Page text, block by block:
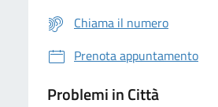
Chiama il numero
Prenota appuntamento
Problemi in Città